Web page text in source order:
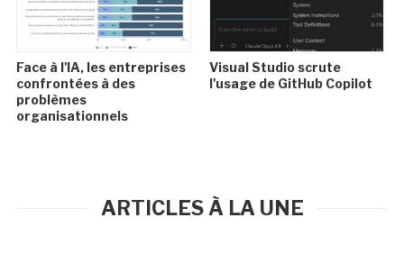
Face à l'IA, les entreprises
confrontées à des
problèmes
organisationnels
Visual Studio scrute
l'usage de GitHub Copilot
ARTICLES À LA UNE